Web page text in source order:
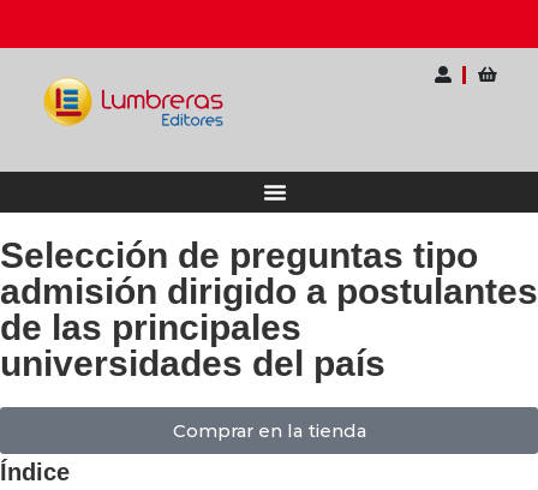
Selección de preguntas tipo
admisión dirigido a postulantes
de las principales
universidades del país
Comprar en la tienda
Índice